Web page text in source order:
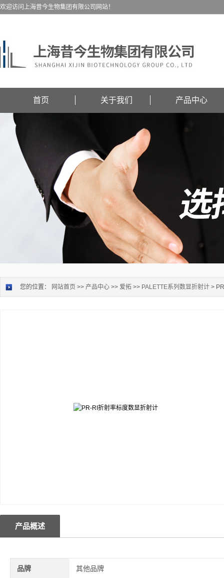
欢迎访问上海昔今生物集团有限公司网站！
首页 关于我们 产品中心
您的位置： 网站首页 >> 产品中心 >> 爱拓 >> PALETTE系列数显折射计 >
产品概述
品牌 其他品牌